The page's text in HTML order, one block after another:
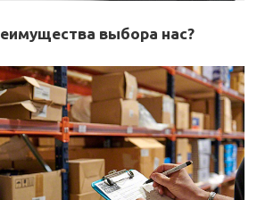
выбора нас?